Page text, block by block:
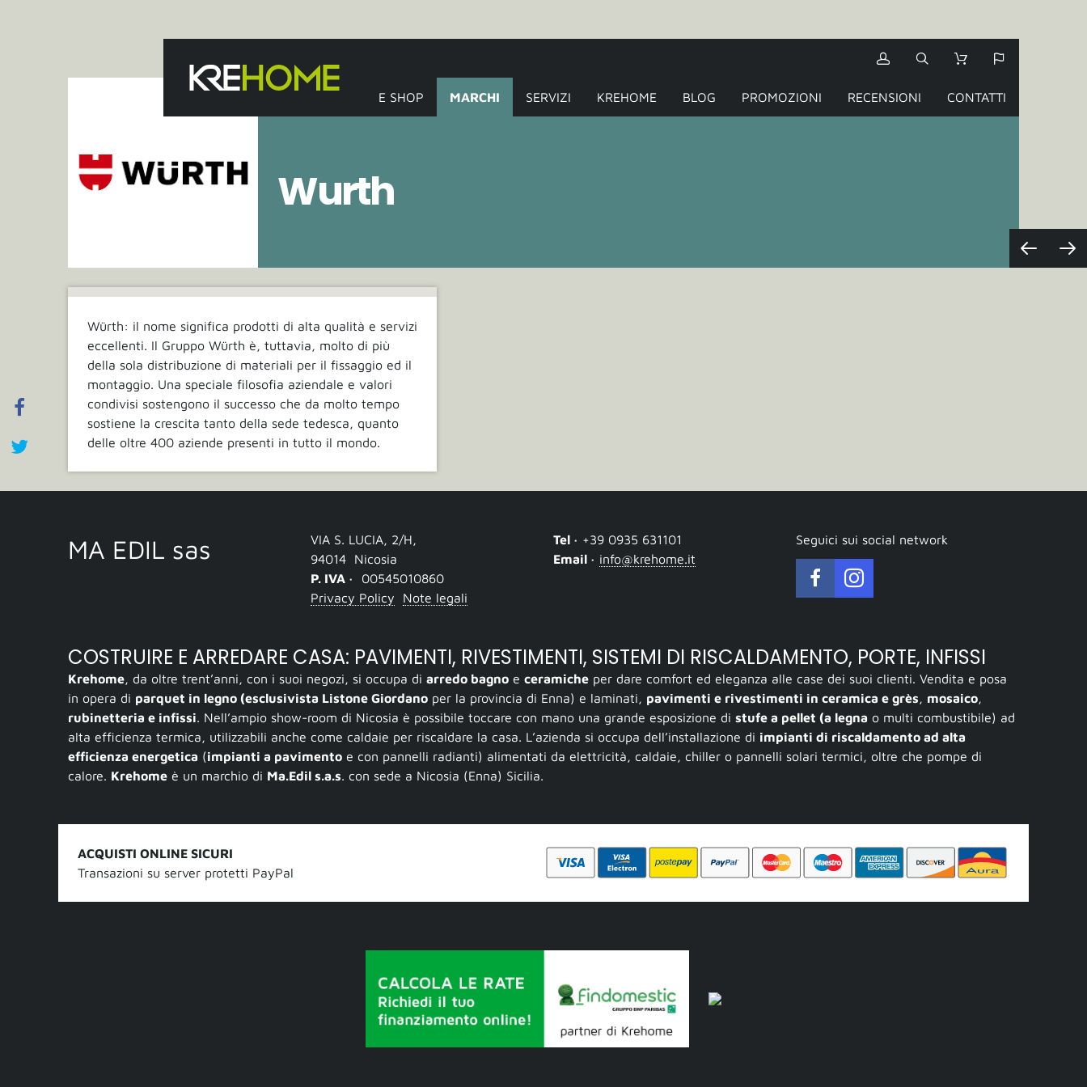
E SHOP MARCHI SERVIZI KREHOME BLOG PROMOZIONI RECENSIONI CONTATTI
Wurth
Würth: il nome significa prodotti di alta qualità e servizi
eccellenti. Il Gruppo Würth è, tuttavia, molto di più
della sola distribuzione di materiali per il fissaggio ed il
montaggio. Una speciale filosofia aziendale e valori
condivisi sostengono il successo che da molto tempo
sostiene la crescita tanto della sede tedesca, quanto
delle oltre 400 aziende presenti in tutto il mondo.
MA EDIL sas VIA S. LUCIA, 2/H,
94014
Nicosia
P. IVA ·
00545010860
Privacy Policy
Note legali
Tel · +39 0935 631101
Email · info@krehome.it
Seguici sui social network
COSTRUIRE E ARREDARE CASA: PAVIMENTI, RIVESTIMENTI, SISTEMI DI RISCALDAMENTO, PORTE, INFISSI
Krehome, da oltre trent’anni, con i suoi negozi, si occupa di arredo bagno e ceramiche per dare comfort ed eleganza alle case dei suoi clienti. Vendita e posa
in opera di parquet in legno (esclusivista Listone Giordano per la provincia di Enna) e laminati, pavimenti e rivestimenti in ceramica e grès, mosaico,
rubinetteria e infissi. Nell’ampio show-room di Nicosia è possibile toccare con mano una grande esposizione di stufe a pellet (a legna o multi combustibile) ad
alta efficienza termica, utilizzabili anche come caldaie per riscaldare la casa. L’azienda si occupa dell’installazione di impianti di riscaldamento ad alta
efficienza energetica (impianti a pavimento e con pannelli radianti) alimentati da elettricità, caldaie, chiller o pannelli solari termici, oltre che pompe di
calore. Krehome è un marchio di Ma.Edil s.a.s. con sede a Nicosia (Enna) Sicilia.
ACQUISTI ONLINE SICURI
Transazioni su server protetti PayPal